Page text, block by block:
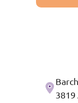
Adres
3819